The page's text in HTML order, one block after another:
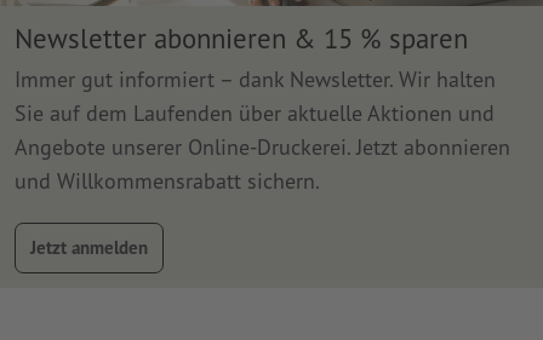
Newsletter abonnieren & 15 % sparen
Immer gut informiert – dank Newsletter. Wir halten
Sie auf dem Laufenden über aktuelle Aktionen und
Angebote unserer Online-Druckerei. Jetzt abonnieren
und Willkommensrabatt sichern.
Jetzt anmelden